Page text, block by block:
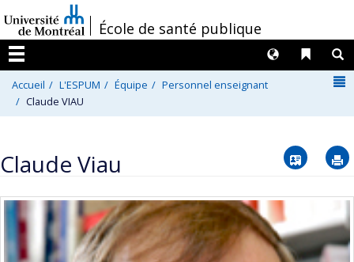
au
contenu
/École de santé publique
Menu
Liens
Langues
Accueil L'ESPUM Équipe
Personnel enseignant
Claude VIAU
Claude Viau Vcard